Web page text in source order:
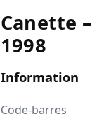
Canette
1998
Information
Code-barres